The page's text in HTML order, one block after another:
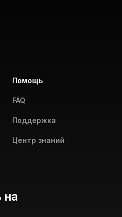
Помощь
FAQ
Поддержка
Центр знаний
на